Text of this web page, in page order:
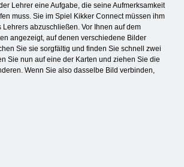
Lehrer eine Aufgabe, die seine Aufmerksamkeit
muss. Sie im Spiel Kikker Connect müssen ihm
Lehrers abzuschließen. Vor Ihnen auf dem
angezeigt, auf denen verschiedene Bilder
Sie sie sorgfältig und finden Sie schnell zwei
Sie nun auf eine der Karten und ziehen Sie die
Wenn Sie also dasselbe Bild verbinden,